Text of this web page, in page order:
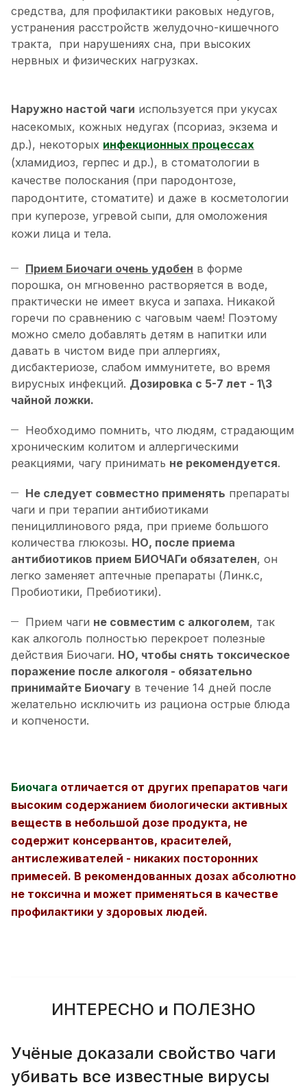
средства, для профилактики раковых недугов,
устранения расстройств желудочно-кишечного
тракта, при нарушениях сна, при высоких
нервных и физических нагрузках.
Наружно настой чаги используется при укусах
насекомых, кожных недугах (псориаз, экзема и
др.), некоторых инфекционных процессах
(хламидиоз, герпес и др.), в стоматологии в
качестве полоскания (при пародонтозе,
пародонтите, стоматите) и даже в косметологии
при куперозе, угревой сыпи, для омоложения
кожи лица и тела.
Прием Биочаги очень удобен в форме
порошка, он мгновенно растворяется в воде,
практически не имеет вкуса и запаха. Никакой
горечи по сравнению с чаговым чаем! Поэтому
можно смело добавлять детям в напитки или
давать в чистом виде при аллергиях,
дисбактериозе, слабом иммунитете, во время
вирусных инфекций. Дозировка с 5-7 лет - 1\3
чайной ложки.
Необходимо помнить, что людям, страдающим
хроническим колитом и аллергическими
реакциями, чагу принимать не рекомендуется.
Не следует совместно применять препараты
чаги и при терапии антибиотиками
пенициллинового ряда, при приеме большого
количества глюкозы. НО, после приема
антибиотиков прием БИОЧАГи обязателен, он
легко заменяет аптечные препараты (Линк.с,
Пробиотики, Пребиотики).
Прием чаги не совместим с алкоголем, так
как алкоголь полностью перекроет полезные
действия Биочаги. НО, чтобы снять токсическое
поражение после алкоголя - обязательно
принимайте Биочагу в течение 14 дней после
желательно исключить из рациона острые блюда
и копчености.
Биочага отличается от других препаратов чаги
высоким содержанием биологически активных
веществ в небольшой дозе продукта, не
содержит консервантов, красителей,
антислеживателей - никаких посторонних
примесей. В рекомендованных дозах абсолютно
не токсична и может применяться в качестве
профилактики у здоровых людей.
ИНТЕРЕСНО и ПОЛЕЗНО
Учёные доказали свойство чаги
убивать все известные вирусы